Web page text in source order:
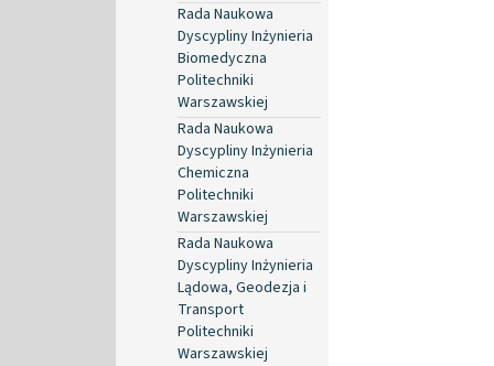
Rada Naukowa
Dyscypliny Inżynieria
Biomedyczna
Politechniki
Warszawskiej
Rada Naukowa
Dyscypliny Inżynieria
Chemiczna
Politechniki
Warszawskiej
Rada Naukowa
Dyscypliny Inżynieria
Lądowa, Geodezja i
Transport
Politechniki
Warszawskiej